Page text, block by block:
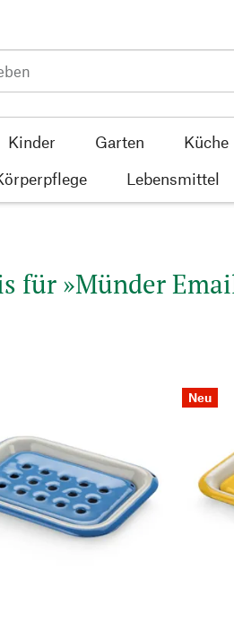
Kinder Garten Küche
Lebensmittel
für »Münder
Neu